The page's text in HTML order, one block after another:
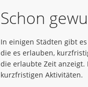
Schon
In einigen Städten gibt
die es erlauben,
die erlaubte Zeit
kurzfristigen Aktivitäten.